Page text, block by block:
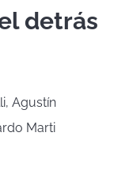
detrás
Agustín
Marti